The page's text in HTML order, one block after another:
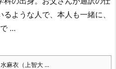
るような人で、本人も一緒に、
...
麻衣（上智大 ...